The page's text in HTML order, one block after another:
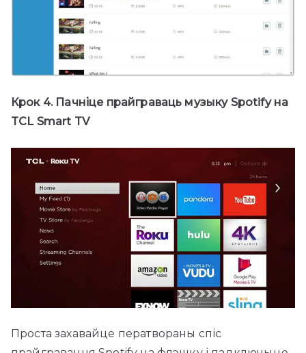
Крок 4. Пачніце прайграваць музыку Spotify на
TCL Smart TV
Проста захавайце ператвораны спіс